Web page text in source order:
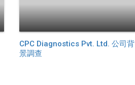
CPC Diagnostics Pvt. Ltd. 公司背
景調查